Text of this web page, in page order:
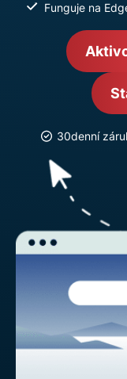
Funguje na
30denní